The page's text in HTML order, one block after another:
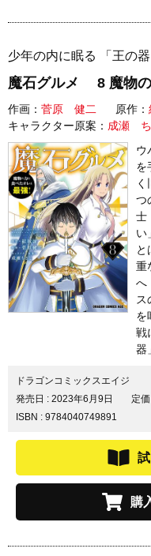
少年の内に眠る 「王の
魔石グルメ 8 魔物の
作画： 菅原 健二 原作：
キャラクター原案： 成瀬 ち
ウ
を
つ
士
い
重
へ
ス
を
戦
器
ドラゴンコミックスエイジ
発売日 : 2023年6月9日 定
ISBN : 9784040749891
購